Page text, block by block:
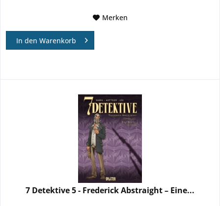
Merken
In den Warenkorb
7 Detektive 5 - Frederick Abstraight – Eine...